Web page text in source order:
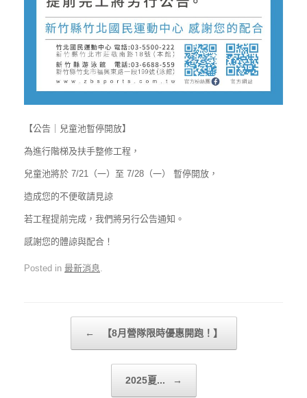
【公告｜兒童池暫停開放】
為進行階梯及扶手整修工程，
兒童池將於 7/21（一）至 7/28（一） 暫停開放，
造成您的不便敬請見諒
若工程提前完成，我們將另行公告通知。
感謝您的體諒與配合！
Posted in 最新消息.
← 【8月營隊限時優惠開跑！】
2025夏... →